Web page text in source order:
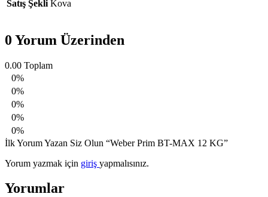
Satış Şekli Kova
0 Yorum Üzerinden
0.00 Toplam
0%
0%
0%
0%
0%
İlk Yorum Yazan Siz Olun “Weber Prim BT-MAX 12 KG”
Yorum yazmak için giriş yapmalısınız.
Yorumlar